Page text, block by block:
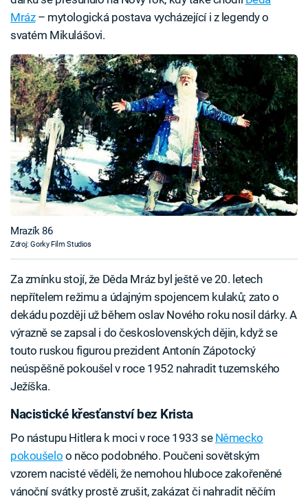
Mráz– mytologická postava vycházející i z legendy o
svatém Mikulášovi.
Mrazík 86
Zdroj: Gorky Film Studios
Za zmínku stojí, že Děda Mráz byl ještě ve 20. letech
nepřítelem režimu a údajným spojencem kulaků; zato o
dekádu později už během oslav Nového roku nosil dárky. A
výrazně se zapsal i do československých dějin, když se
touto ruskou figurou prezident Antonín Zápotocký
neúspěšně pokoušel v roce 1952 nahradit tuzemského
Ježíška.
Nacistické křesťanství bez Krista
Po nástupu Hitlera k moci v roce 1933 se Německo
pokoušelo o něco podobného. Poučeni sovětským
vzorem nacisté věděli, že nemohou hluboce zakořeněné
vánoční svátky prostě zrušit, zakázat či nahradit něčím